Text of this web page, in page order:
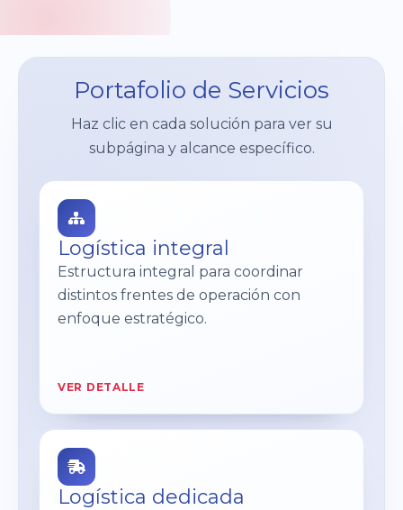
Portafolio de Servicios
Haz clic en cada solución para ver su
subpágina y alcance específico.
Logística integral
Estructura integral para coordinar
distintos frentes de operación con
enfoque estratégico.
VER DETALLE
Logística dedicada